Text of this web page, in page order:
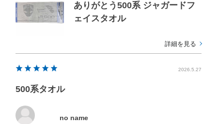
ありがとう500系 ジャガードフ
ェイスタオル
詳細を見る
2026.5.27
500系タオル
no name